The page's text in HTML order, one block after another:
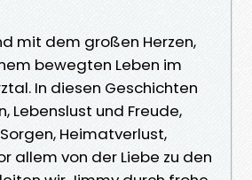
mit dem großen Herzen,
bewegten Leben im
In diesen Geschichten
Lebenslust und Freude,
Heimatverlust,
allem von der Liebe zu den